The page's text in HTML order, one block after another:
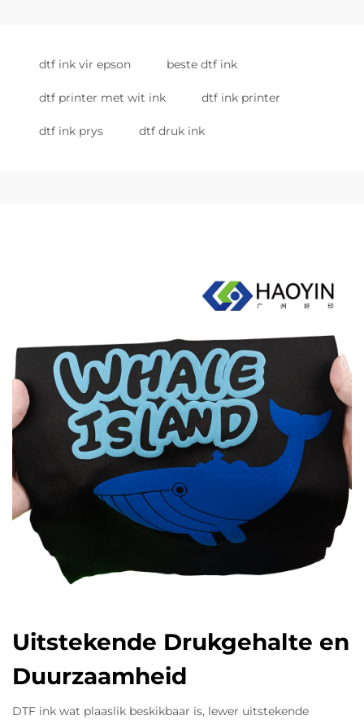
dtf ink vir epson beste dtf ink
dtf printer met wit ink dtf ink printer
dtf ink prys dtf druk ink
Uitstekende Drukgehalte en
Duurzaamheid
DTF ink wat plaaslik beskikbaar is, lewer uitstekende